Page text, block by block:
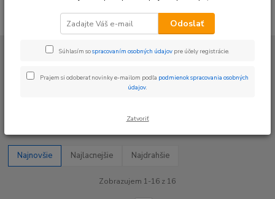
Kolesá a Pneumatiky Komplet kolesá Supermoto
Rex Wheels
Upresniť parametre
Najnovšie Najlacnejšie Najdrahšie
Zobrazujem 1-16 z 16
Odoslať
Súhlasím sospracovaním osobných údajov pre účely registrácie.
Prajem si odoberať novinky e-mailom podľa podmienok spracovania osobných
údajov.
Zatvoriť